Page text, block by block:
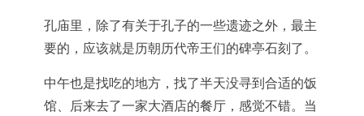
孔庙里，除了有关于孔子的一些遗迹之外，最主
要的，应该就是历朝历代帝王们的碑亭石刻了。
中午也是找吃的地方，找了半天没寻到合适的饭
馆、后来去了一家大酒店的餐厅，感觉不错。当